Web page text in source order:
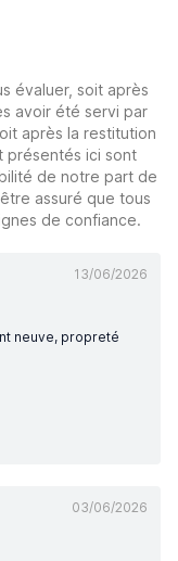
évaluer, soit après
avoir été servi par
après la restitution
présentés ici sont
de notre part de
assuré que tous
de confiance.
13/06/2026
neuve, propreté
03/06/2026